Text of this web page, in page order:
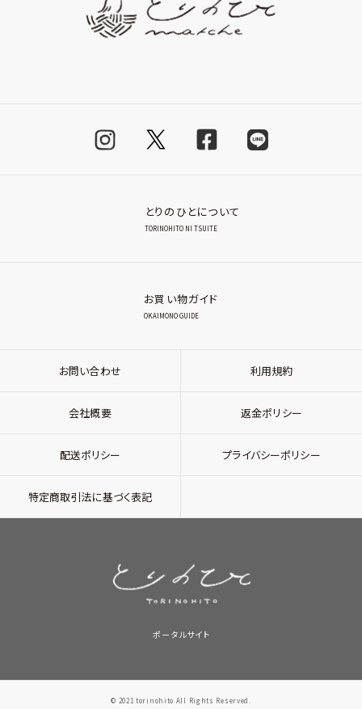
とりのひとについて
TORINOHITO NI TSUITE
お買い物ガイド
OKAIMONO GUIDE
お問い合わせ 利用規約
会社概要 返金ポリシー
配送ポリシー プライバシーポリシー
特定商取引法に基づく表記
ポータルサイト
© 2021 torinohito All Rights Reserved.